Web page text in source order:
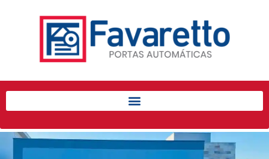
Início
Produtos